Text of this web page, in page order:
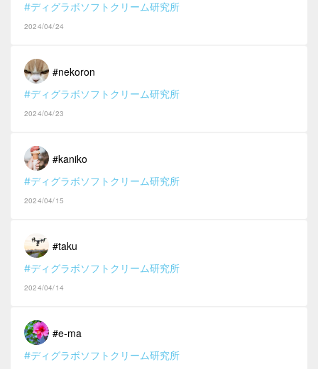
#ディグラボソフトクリーム研究所
2024/04/24
#nekoron
#ディグラボソフトクリーム研究所
2024/04/23
#kaniko
#ディグラボソフトクリーム研究所
2024/04/15
#taku
#ディグラボソフトクリーム研究所
2024/04/14
#e-ma
#ディグラボソフトクリーム研究所